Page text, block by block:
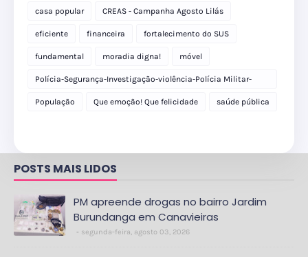
casa popular CREAS - Campanha Agosto Lilás
eficiente financeira fortalecimento do SUS
fundamental moradia digna! móvel
Polícia-Segurança-Investigação-violência-Polícia Militar-
delegacia
População Que emoção! Que felicidade saúde pública
POSTS MAIS LIDOS
PM apreende drogas no bairro Jardim
Burundanga em Canavieiras
segunda-feira, agosto 03, 2026